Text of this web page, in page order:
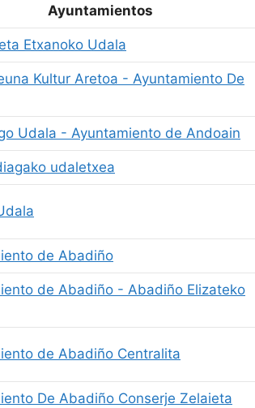
Ayuntamientos
Etxanoko Udala
Kultur Aretoa - Ayuntamiento De
Udala - Ayuntamiento de Andoain
udaletxea
de Abadiño
de Abadiño - Abadiño Elizateko
de Abadiño Centralita
De Abadiño Conserje Zelaieta